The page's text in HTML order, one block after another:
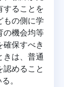
することを
もの側に学
の機会均等
保すべき
きは、普通
めること
。